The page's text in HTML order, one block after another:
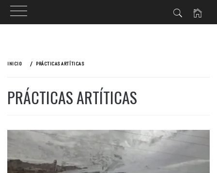
contenido
INICIO PRÁCTICAS ARTÍTICAS
PRÁCTICAS ARTÍTICAS